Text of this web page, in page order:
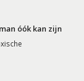
óók kan zijn